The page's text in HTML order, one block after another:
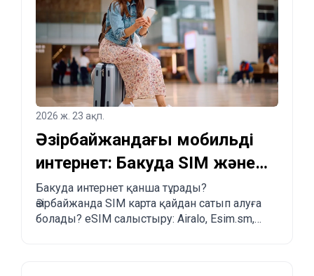
2026 ж. 23 ақп.
Әзірбайжандағы мобильді
интернет: Бакуда SIM және
eSIM қалай сатып алуға
болады?
Бакуда интернет қанша тұрады?
Әзірбайжанда SIM карта қайдан сатып алуға
болады? eSIM салыстыру: Airalo, Esim.sm,